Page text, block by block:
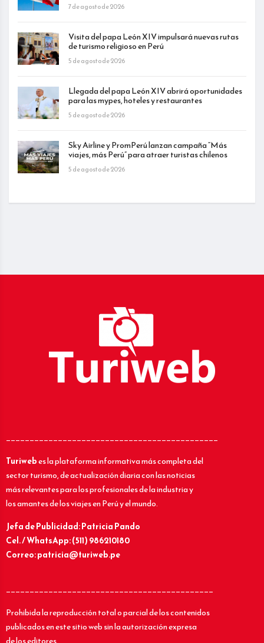
7 de agosto de 2026
Visita del papa León XIV impulsará nuevas rutas
de turismo religioso en Perú
5 de agosto de 2026
Llegada del papa León XIV abrirá oportunidades
para las mypes, hoteles y restaurantes
5 de agosto de 2026
Sky Airline y PromPerú lanzan campaña “Más
viajes, más Perú” para atraer turistas chilenos
5 de agosto de 2026
_____________________________________________
Turiwebes la plataforma informativa más completa del
sector turismo, de actualización diaria con las noticias
más relevantes para los profesionales de la industria y
los amantes de los viajes en Perú y el mundo.
Jefa de Publicidad: Patricia Pando
Cel. / WhatsApp: (511) 986210180
Correo: patricia@turiweb.pe
____________________________________________
Prohibida la reproducción total o parcial de los contenidos
publicados en este sitio web sin la autorización expresa